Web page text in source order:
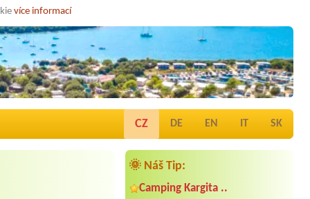
více informací
CZ DE EN IT SK
🌞 Náš Tip:
Camping Kargita ..